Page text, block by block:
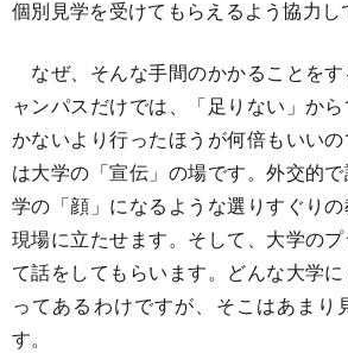
個別見学を受けてもらえるよう協力し
なぜ、そんな手間のかかることを
ャンパスだけでは、「足りない」か
かないより行ったほうが何倍もいい
は大学の「宣伝」の場です。外交的
学の「顔」になるような選りすぐり
現場に立たせます。そして、大学の
て話をしてもらいます。どんな大学
ってあるわけですが、そこはあまり
す。